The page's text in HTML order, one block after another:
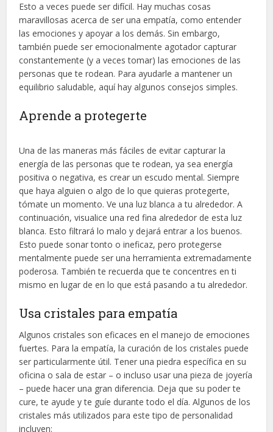
Esto a veces puede ser difícil. Hay muchas cosas
maravillosas acerca de ser una empatía, como entender
las emociones y apoyar a los demás. Sin embargo,
también puede ser emocionalmente agotador capturar
constantemente (y a veces tomar) las emociones de las
personas que te rodean. Para ayudarle a mantener un
equilibrio saludable, aquí hay algunos consejos simples.
Aprende a protegerte
Una de las maneras más fáciles de evitar capturar la
energía de las personas que te rodean, ya sea energía
positiva o negativa, es crear un escudo mental. Siempre
que haya alguien o algo de lo que quieras protegerte,
tómate un momento. Ve una luz blanca a tu alrededor. A
continuación, visualice una red fina alrededor de esta luz
blanca. Esto filtrará lo malo y dejará entrar a los buenos.
Esto puede sonar tonto o ineficaz, pero protegerse
mentalmente puede ser una herramienta extremadamente
poderosa. También te recuerda que te concentres en ti
mismo en lugar de en lo que está pasando a tu alrededor.
Usa cristales para empatía
Algunos cristales son eficaces en el manejo de emociones
fuertes. Para la empatía, la curación de los cristales puede
ser particularmente útil. Tener una piedra específica en su
oficina o sala de estar – o incluso usar una pieza de joyería
– puede hacer una gran diferencia. Deja que su poder te
cure, te ayude y te guíe durante todo el día. Algunos de los
cristales más utilizados para este tipo de personalidad
incluyen: